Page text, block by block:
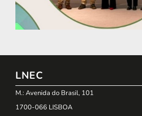
LNEC
M.: Avenida do Brasil, 101
1700-066 LISBOA